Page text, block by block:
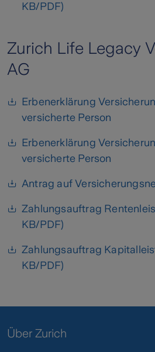
KB/PDF)
Zurich Life Legacy
AG
Erbenerklärung
versicherte Person
Erbenerklärung
versicherte Person
Antrag auf
Zahlungsauftrag
KB/PDF)
Zahlungsauftrag
KB/PDF)
Über Zurich